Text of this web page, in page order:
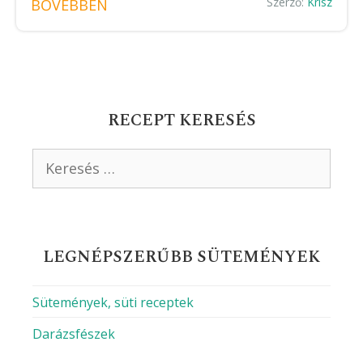
BŐVEBBEN
RECEPT KERESÉS
LEGNÉPSZERŰBB SÜTEMÉNYEK
Sütemények, süti receptek
Darázsfészek